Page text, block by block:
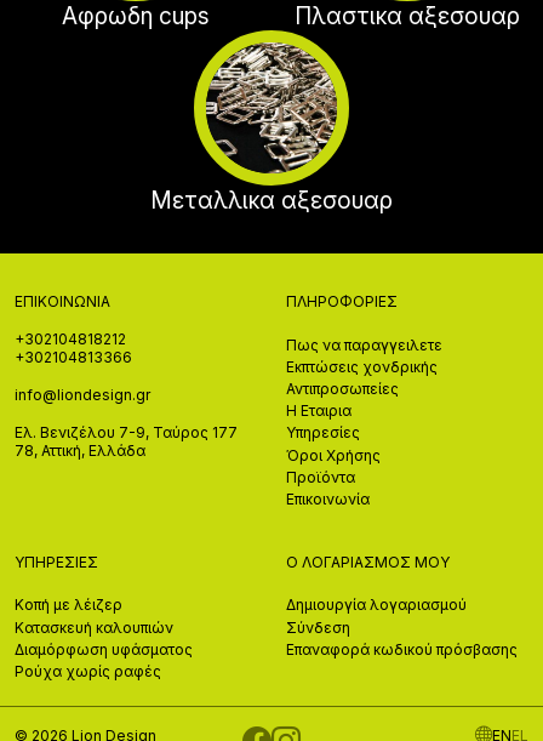
Αφρωδη cups Πλαστικα αξεσουαρ
Μεταλλικα αξεσουαρ
ΕΠΙΚΟΙΝΩΝΊΑ
+302104818212
+302104813366
info@liondesign.gr
Ελ. Βενιζέλου 7-9, Ταύρος 177
78, Αττική, Ελλάδα
ΠΛΗΡΟΦΟΡΊΕΣ
Πως να παραγγειλετε
Εκπτώσεις χονδρικής
Αντιπροσωπείες
Η Εταιρια
Υπηρεσίες
Όροι Χρήσης
Προϊόντα
Επικοινωνία
ΥΠΗΡΕΣΊΕΣ
Κοπή με λέιζερ
Κατασκευή καλουπιών
Διαμόρφωση υφάσματος
Ρούχα χωρίς ραφές
Ο ΛΟΓΑΡΙΑΣΜΌΣ ΜΟΥ
Δημιουργία λογαριασμού
Σύνδεση
Επαναφορά κωδικού πρόσβασης
© 2026 Lion Design ENEL